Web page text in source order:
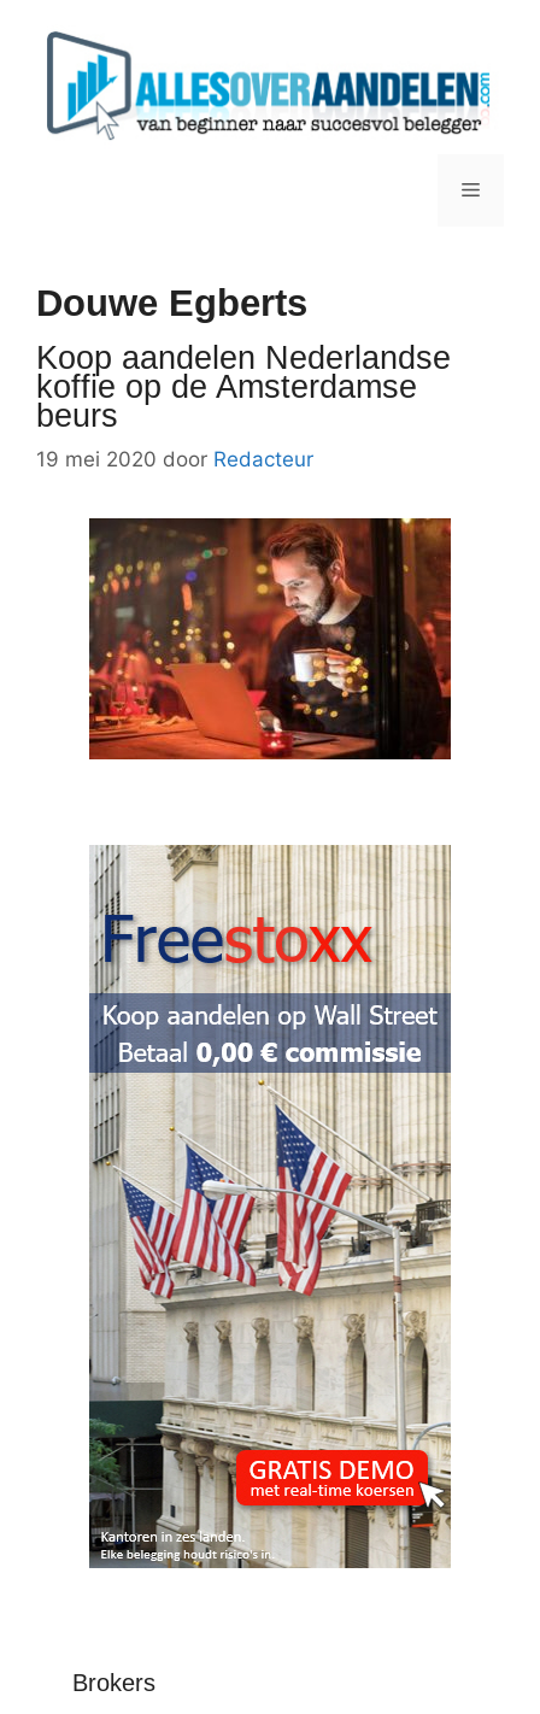
Menu
Douwe Egberts
Koop aandelen Nederlandse
koffie op de Amsterdamse
beurs
19 mei 2020 door Redacteur
Brokers